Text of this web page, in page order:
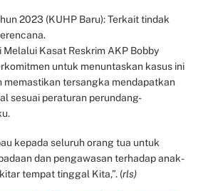
2023 (KUHP Baru): Terkait tindak
Kasat Reskrim AKP Bobby
untuk menuntaskan kasus ini
memastikan tersangka mendapatkan
sesuai peraturan perundang-
kepada seluruh orang tua untuk
dan pengawasan terhadap anak-
tempat tinggal Kita,”. (rls)